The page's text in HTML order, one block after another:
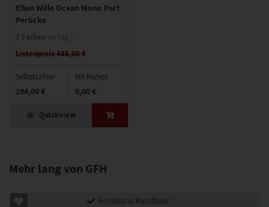
Ellen Wille Ocean Mono Part
Perücke
Listenpreis 485,00 €
Selbstzahler
194,00 €
Mit Rezept
0,00 €
Quickview
Mehr lang von GFH
Formbares Kunsthaar